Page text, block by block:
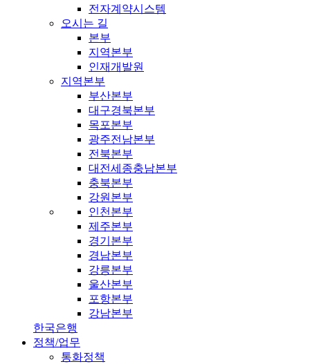
전자계약시스템
오시는 길
본부
지역본부
인재개발원
지역본부
부산본부
대구경북본부
목포본부
광주전남본부
전북본부
대전세종충남본부
충북본부
강원본부
인천본부
제주본부
경기본부
경남본부
강릉본부
울산본부
포항본부
강남본부
한국은행
정책/업무
통화정책